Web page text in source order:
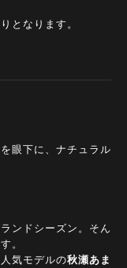
となります。
眼下に、ナチュラル
ンドシーズン。そん
。
気モデルの秋瀬あま